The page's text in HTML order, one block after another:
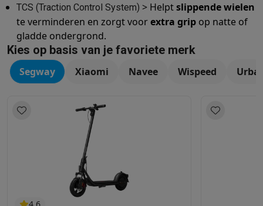
TCS (Traction Control System) > Helptslippende wielen
te verminderen en zorgt voorextra grip op natte of
gladde ondergrond.
Kies op basis van je favoriete merk
Segway Xiaomi Navee Wispeed